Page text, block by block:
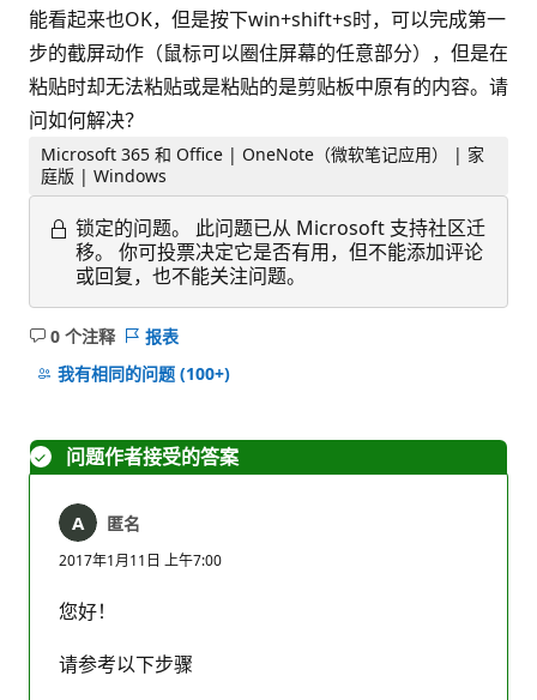
能看起来也OK，但是按下win+shift+s时，可以完成第一
步的截屏动作（鼠标可以圈住屏幕的任意部分），但是在
粘贴时却无法粘贴或是粘贴的是剪贴板中原有的内容。请
问如何解决？
Microsoft 365 和 Office | OneNote（微软笔记应用） | 家
庭版 | Windows
锁定的问题。
此问题已从 Microsoft 支持社区迁
移。 你可投票决定它是否有用，但不能添加评论
或回复，也不能关注问题。
0 个注释
无
注
报表
我有相同的问题 (100+)
问题作者接受的答案
匿名
2017年1月11日 上午7:00
您好！
请参考以下步骤